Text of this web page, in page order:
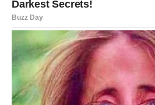
porodičnu dinamiku. Iako u
emotivnu reakciju, dugoročno
Mnogi Rakovi će osetiti potrebu
provedu više vremena kod kuće
pružaju sigurnost. Ovo nije beg,
Iznenađenje može biti i odluka